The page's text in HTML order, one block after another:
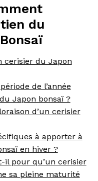
du
cerisier du Japon
de l’année
Japon bonsaï ?
d’un cerisier
à apporter à
en hiver ?
il pour qu’un cerisier
sa pleine maturité